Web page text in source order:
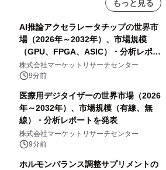
もっと見る
AI推論アクセラレータチップの世界市
場（2026年～2032年）、市場規模
（GPU、FPGA、ASIC）・分析レポー
トを発表
株式会社マーケットリサーチセンター
9分前
医療用デジタイザーの世界市場（2026
年～2032年）、市場規模（有線、無
線）・分析レポートを発表
株式会社マーケットリサーチセンター
9分前
ホルモンバランス調整サプリメントの